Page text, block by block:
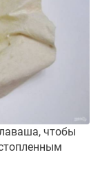
чтобы